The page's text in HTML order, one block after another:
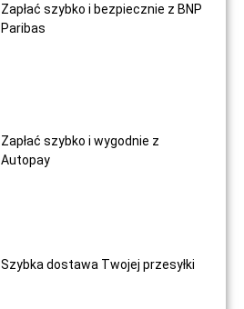
Zapłać szybko i bezpiecznie z BNP
Paribas
Zapłać szybko i wygodnie z
Autopay
Szybka dostawa Twojej przesyłki